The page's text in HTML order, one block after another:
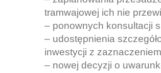
tramwajowej ich nie
– ponownych konsultacji
– udostępnienia
inwestycji z
– nowej decyzji o